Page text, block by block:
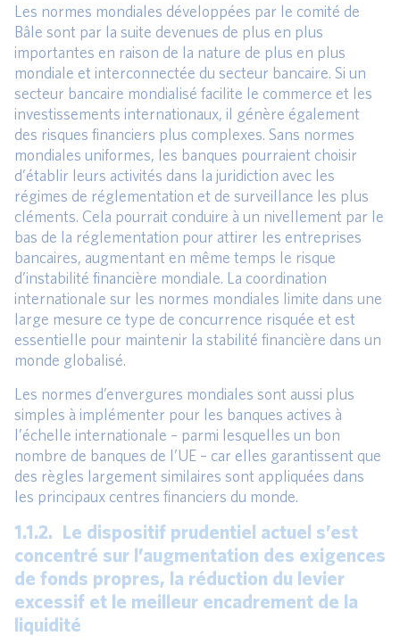
Les normes mondiales développées par le comité de
Bâle sont par la suite devenues de plus en plus
importantes en raison de la nature de plus en plus
mondiale et interconnectée du secteur bancaire. Si un
secteur bancaire mondialisé facilite le commerce et les
investissements internationaux, il génère également
des risques financiers plus complexes. Sans normes
mondiales uniformes, les banques pourraient choisir
d’établir leurs activités dans la juridiction avec les
régimes de réglementation et de surveillance les plus
cléments. Cela pourrait conduire à un nivellement par le
bas de la réglementation pour attirer les entreprises
bancaires, augmentant en même temps le risque
d’instabilité financière mondiale. La coordination
internationale sur les normes mondiales limite dans une
large mesure ce type de concurrence risquée et est
essentielle pour maintenir la stabilité financière dans un
monde globalisé.
Les normes d’envergures mondiales sont aussi plus
simples à implémenter pour les banques actives à
l’échelle internationale – parmi lesquelles un bon
nombre de banques de l’UE – car elles garantissent que
des règles largement similaires sont appliquées dans
les principaux centres financiers du monde.
1.1.2. Le dispositif prudentiel actuel s’est
concentré sur l’augmentation des exigences
de fonds propres, la réduction du levier
excessif et le meilleur encadrement de la
liquidité